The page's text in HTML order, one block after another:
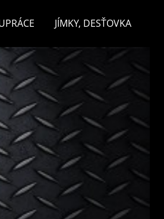
JÍMKY, DESŤOVKA